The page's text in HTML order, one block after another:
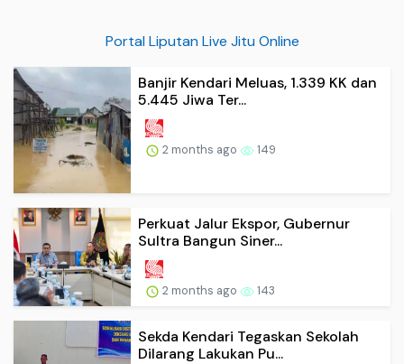
5.445 Jiwa Ter...
2 months ago
Sultra Bangun Siner...
2 months ago
Dilarang Lakukan Pu...